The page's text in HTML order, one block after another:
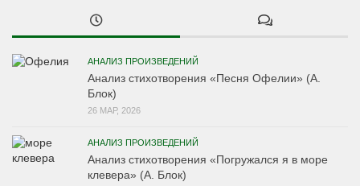
АНАЛИЗ ПРОИЗВЕДЕНИЙ
Анализ стихотворения «Песня Офелии» (А.
Блок)
26 МАР, 2026
АНАЛИЗ ПРОИЗВЕДЕНИЙ
Анализ стихотворения «Погружался я в море
клевера» (А. Блок)